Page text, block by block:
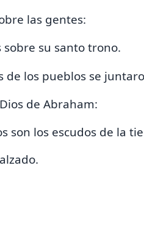
las gentes:
sobre su santo trono.
de los pueblos se
de Abraham:
son los escudos de la